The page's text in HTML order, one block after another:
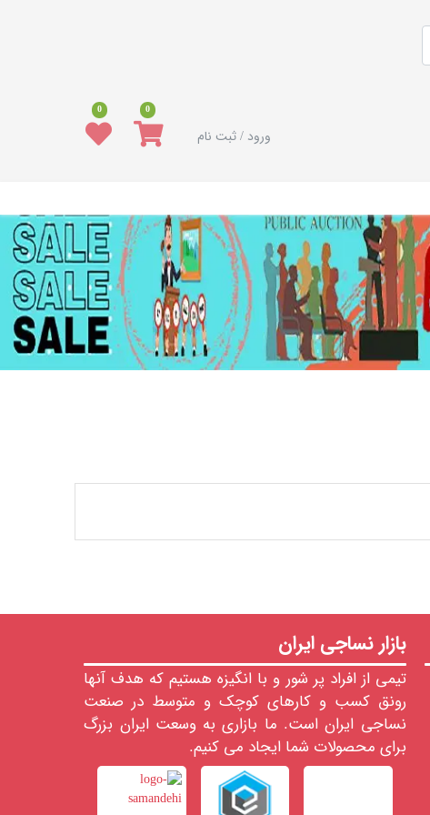
ورود / ثبت نام
0
0
بازار نساجی ایران
تیمی از افراد پر شور و با انگیزه هستیم که هدف آنها
رونق کسب و کارهای کوچک و متوسط در صنعت
نساجی ایران است. ما بازاری به وسعت ایران بزرگ
برای محصولات شما ایجاد می کنیم.